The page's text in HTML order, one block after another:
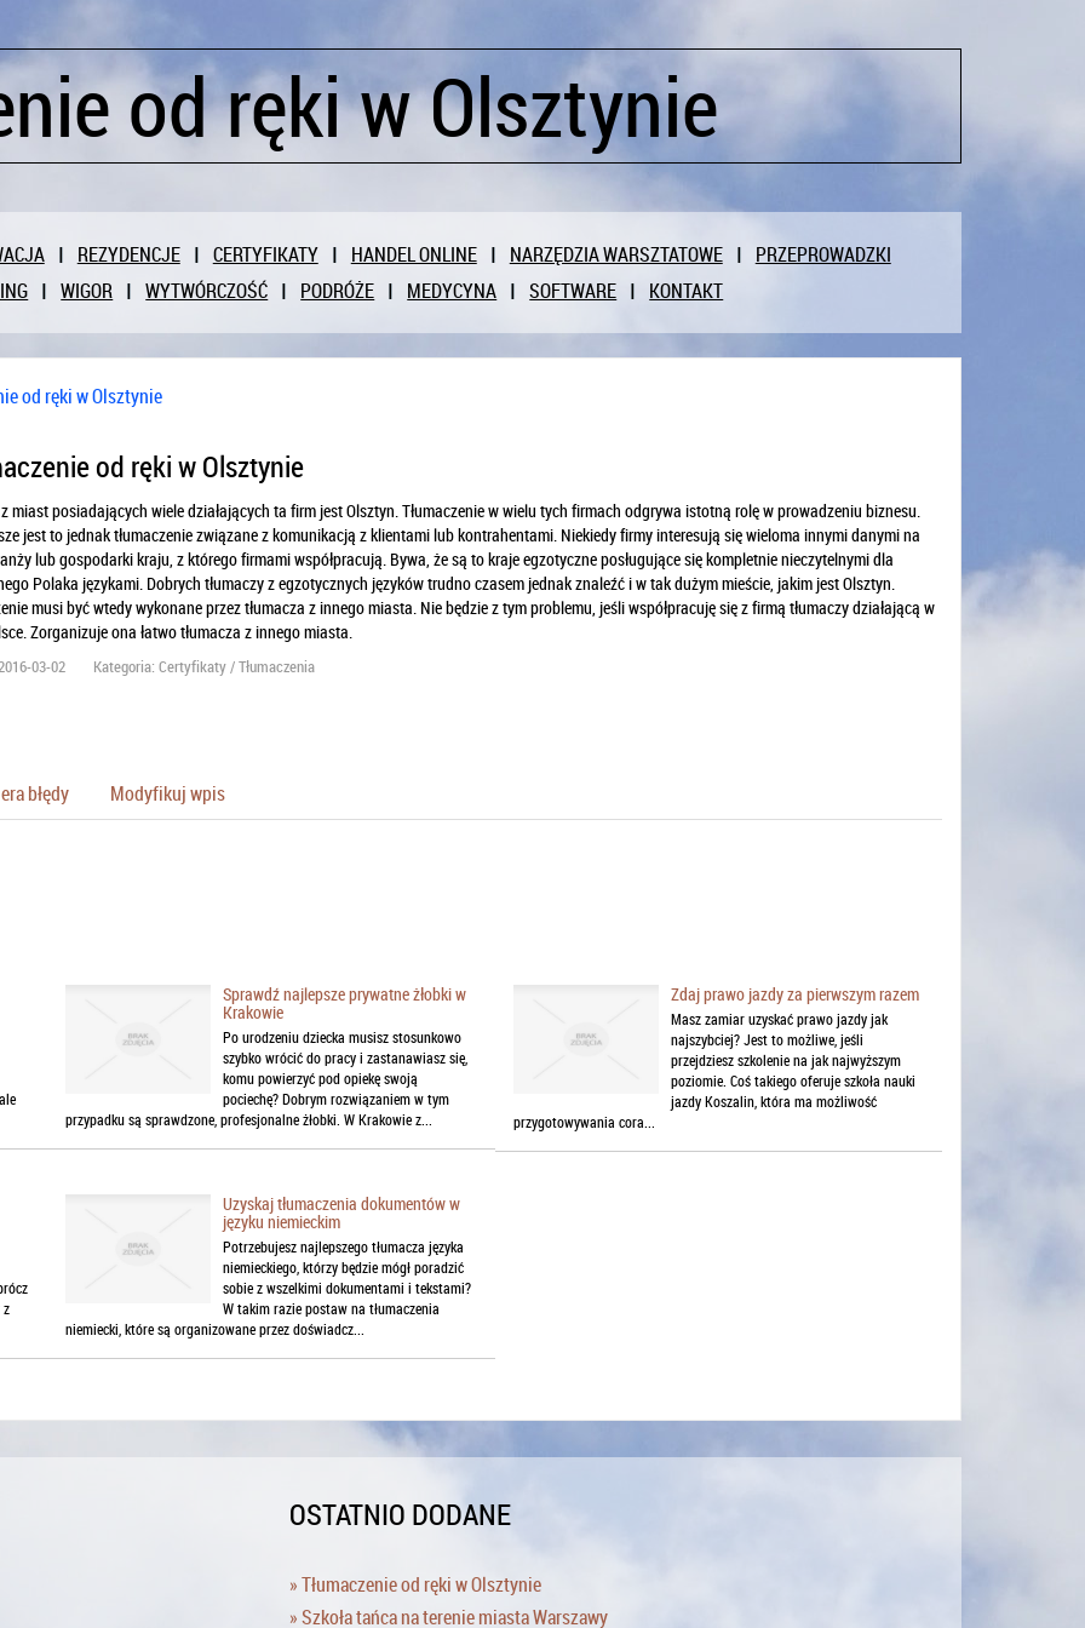
od ręki w Olsztynie
REZYDENCJE CERTYFIKATY HANDEL ONLINE NARZĘDZIA WARSZTATOWE
PRZEPROWADZKI
WIGOR WYTWÓRCZOŚĆ PODRÓŻE MEDYCYNA SOFTWARE KONTAKT
od ręki w Olsztynie
od ręki w Olsztynie
miast posiadających wiele działających ta firm jest Olsztyn. Tłumaczenie w wielu tych firmach odgrywa istotną rolę w prowadzeniu biznesu.
jest to jednak tłumaczenie związane z komunikacją z klientami lub kontrahentami. Niekiedy firmy interesują się wieloma innymi danymi na
lub gospodarki kraju, z którego firmami współpracują. Bywa, że są to kraje egzotyczne posługujące się kompletnie nieczytelnymi dla
Polaka językami. Dobrych tłumaczy z egzotycznych języków trudno czasem jednak znaleźć i w tak dużym mieście, jakim jest Olsztyn.
musi być wtedy wykonane przez tłumacza z innego miasta. Nie będzie z tym problemu, jeśli współpracuję się z firmą tłumaczy działającą w
Zorganizuje ona łatwo tłumacza z innego miasta.
03-02 Kategoria: Certyfikaty / Tłumaczenia
błędy Modyfikuj wpis
Sprawdź najlepsze prywatne żłobki w
Krakowie
Po urodzeniu dziecka musisz stosunkowo
szybko wrócić do pracy i zastanawiasz się,
komu powierzyć pod opiekę swoją
pociechę? Dobrym rozwiązaniem w tym
przypadku są sprawdzone, profesjonalne żłobki. W Krakowie z...
Zdaj prawo jazdy za pierwszym razem
Masz zamiar uzyskać prawo jazdy jak
najszybciej? Jest to możliwe, jeśli
przejdziesz szkolenie na jak najwyższym
poziomie. Coś takiego oferuje szkoła nauki
jazdy Koszalin, która ma możliwość
przygotowywania cora...
z
Uzyskaj tłumaczenia dokumentów w
języku niemieckim
Potrzebujesz najlepszego tłumacza języka
niemieckiego, którzy będzie mógł poradzić
sobie z wszelkimi dokumentami i tekstami?
W takim razie postaw na tłumaczenia
niemiecki, które są organizowane przez doświadcz...
OSTATNIO DODANE
» Tłumaczenie od ręki w Olsztynie
» Szkoła tańca na terenie miasta Warszawy